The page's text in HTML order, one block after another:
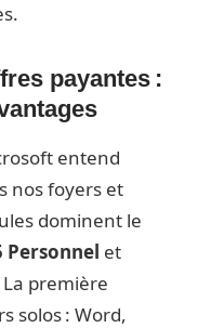
payantes :
entend
nos foyers et
dominent le
Personnel et
La première
solos : Word,